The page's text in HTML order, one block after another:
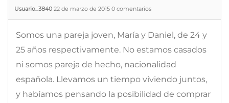
Usuario_3840 22 de marzo de 2015 0 comentarios
Somos una pareja joven, María y Daniel, de 24 y
25 años respectivamente. No estamos casados
ni somos pareja de hecho, nacionalidad
española. Llevamos un tiempo viviendo juntos,
y habíamos pensando la posibilidad de comprar